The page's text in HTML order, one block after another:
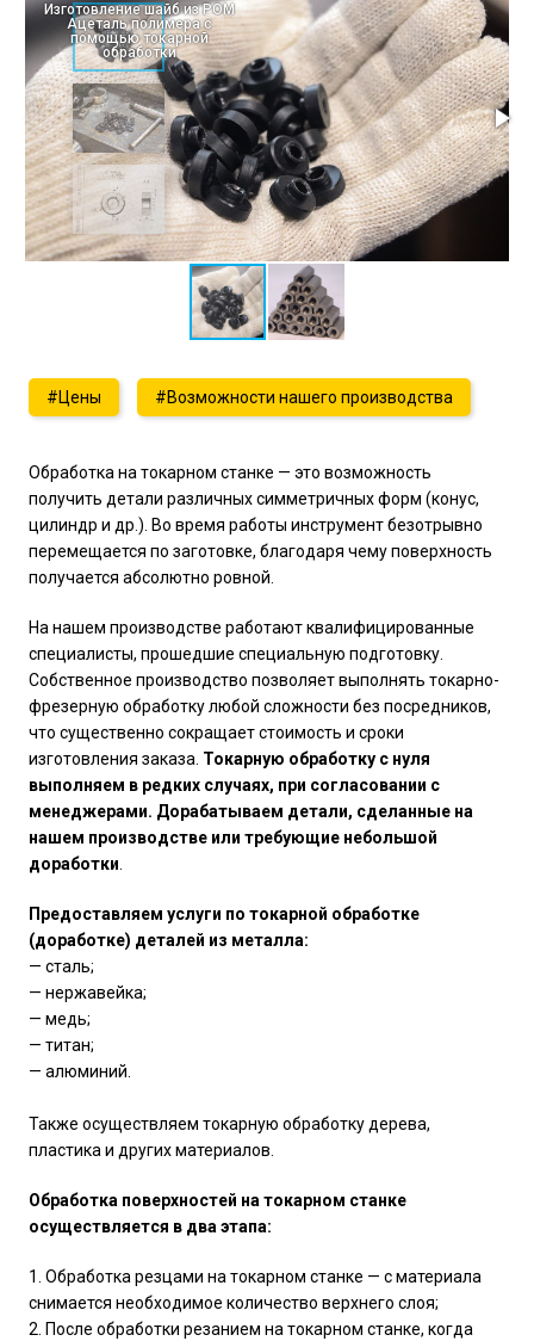
Изготовление шайб из РОМ
Ацеталь полимера с
помощью токарной
обработки
#Цены #Возможности нашего производства
Обработка на токарном станке — это возможность
получить детали различных симметричных форм (конус,
цилиндр и др.). Во время работы инструмент безотрывно
перемещается по заготовке, благодаря чему поверхность
получается абсолютно ровной.
На нашем производстве работают квалифицированные
специалисты, прошедшие специальную подготовку.
Собственное производство позволяет выполнять токарно-
фрезерную обработку любой сложности без посредников,
что существенно сокращает стоимость и сроки
изготовления заказа. Токарную обработку с нуля
выполняем в редких случаях, при согласовании с
менеджерами. Дорабатываем детали, сделанные на
нашем производстве или требующие небольшой
доработки.
Предоставляем услуги по токарной обработке
(доработке) деталей из металла:
— сталь;
— нержавейка;
— медь;
— титан;
— алюминий.
Также осуществляем токарную обработку дерева,
пластика и других материалов.
Обработка поверхностей на токарном станке
осуществляется в два этапа:
1. Обработка резцами на токарном станке — с материала
снимается необходимое количество верхнего слоя;
2. После обработки резанием на токарном станке, когда